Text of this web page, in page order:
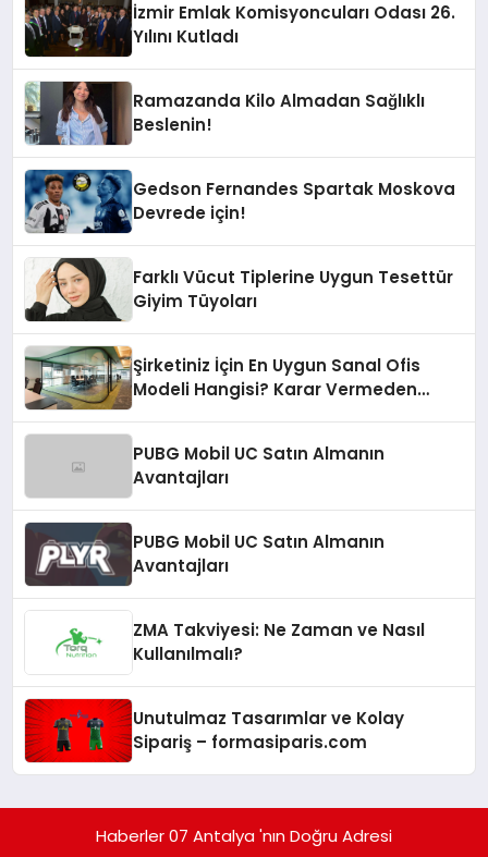
İzmir Emlak Komisyoncuları Odası 26.
Yılını Kutladı
Ramazanda Kilo Almadan Sağlıklı
Beslenin!
Gedson Fernandes Spartak Moskova
Devrede için!
Farklı Vücut Tiplerine Uygun Tesettür
Giyim Tüyoları
Şirketiniz İçin En Uygun Sanal Ofis
Modeli Hangisi? Karar Vermeden
PUBG Mobil UC Satın Almanın
Avantajları
PUBG Mobil UC Satın Almanın
Avantajları
ZMA Takviyesi: Ne Zaman ve Nasıl
Kullanılmalı?
Unutulmaz Tasarımlar ve Kolay
Sipariş – formasiparis.com
Haberler 07 Antalya 'nın Doğru Adresi